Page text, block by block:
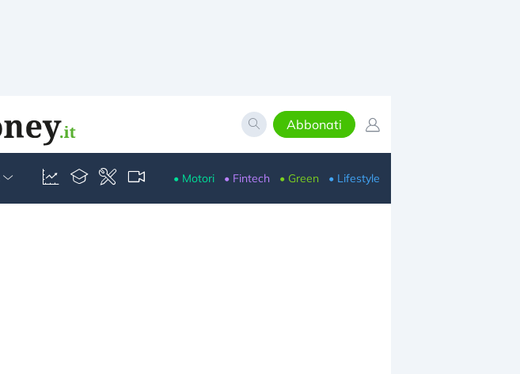
Abbonati
• Motori • Fintech • Green • Lifestyle